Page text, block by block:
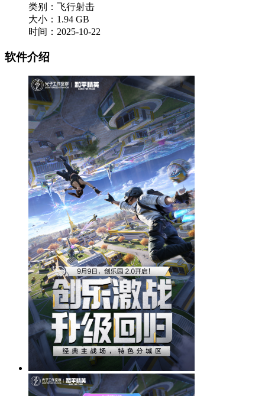
类别：飞行射击
大小：1.94 GB
时间：2025-10-22
软件介绍